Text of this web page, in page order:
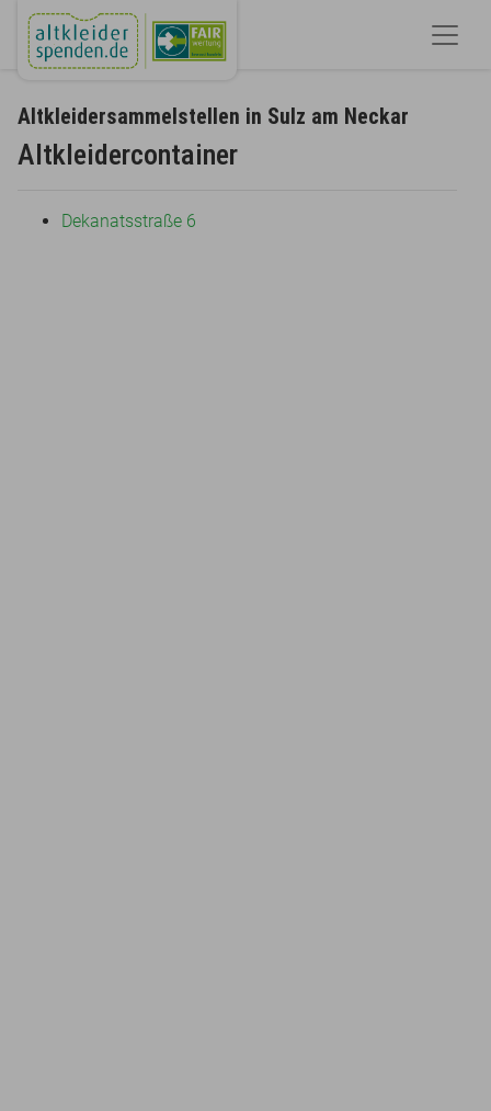
Altkleidersammelstellen in Sulz am Neckar
Altkleidercontainer
Dekanatsstraße 6